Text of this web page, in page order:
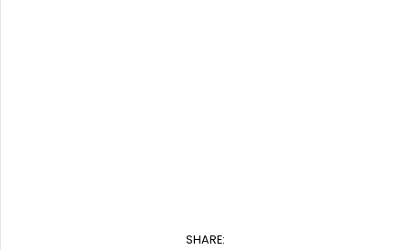
SHARE: